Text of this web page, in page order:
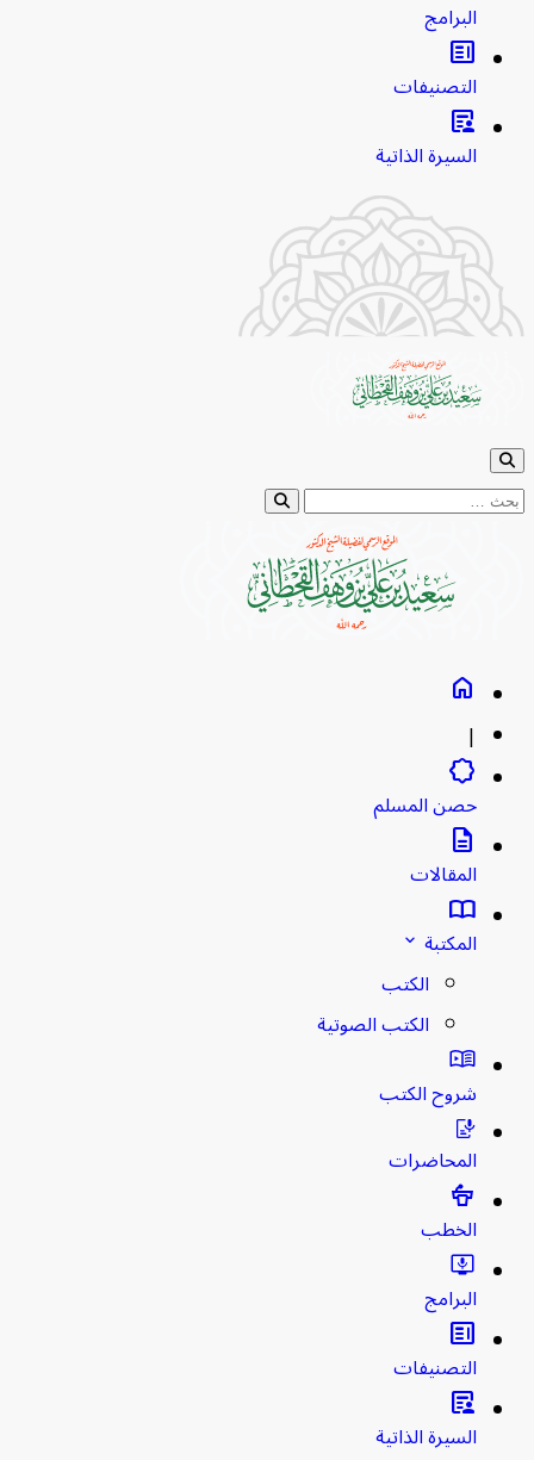
البرامج
clarify
التصنيفات
article_person
السيرة الذاتية
عن:
home
|
brightness_empty
حصن المسلم
description
المقالات
import_contacts
المكتبةstat_minus_1
الكتب
الكتب الصوتية
شروح الكتب
المحاضرات
الخطب
البرامج
clarify
التصنيفات
article_person
السيرة الذاتية